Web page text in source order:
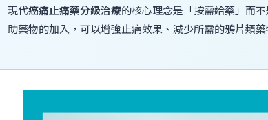
現代癌痛止痛藥分級治療的核心理念是「按需給藥」而
助藥物的加入，可以增強止痛效果、減少所需的鴉片類藥